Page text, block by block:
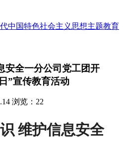
中国特色社会主义思想主题教育
安全一分公司党工团开
”宣传教育活动
浏览：22
维护信息安全